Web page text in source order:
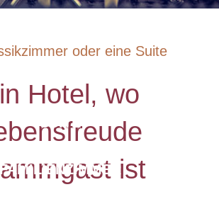
oder eine Suite
Hotel, wo
ist
SUITE
FAMILIENZIMMER